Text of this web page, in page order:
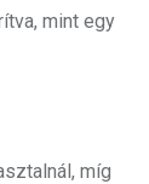
mint egy
míg